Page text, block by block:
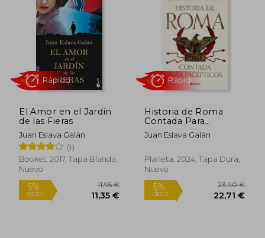
5%
dcto.
Rápido
5%
dcto.
Rápido
El Amor en el Jardín
de las Fieras
Juan Eslava Galán
(1)
Booket, 2017, Tapa Blanda,
Nuevo
Historia de Roma
Contada Para
Escépticos
Juan Eslava Galán
Planeta, 2024, Tapa Dura,
Nuevo